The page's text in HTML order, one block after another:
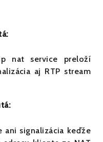
nat service preloží
aj RTP stream
ani signalizácia keďže